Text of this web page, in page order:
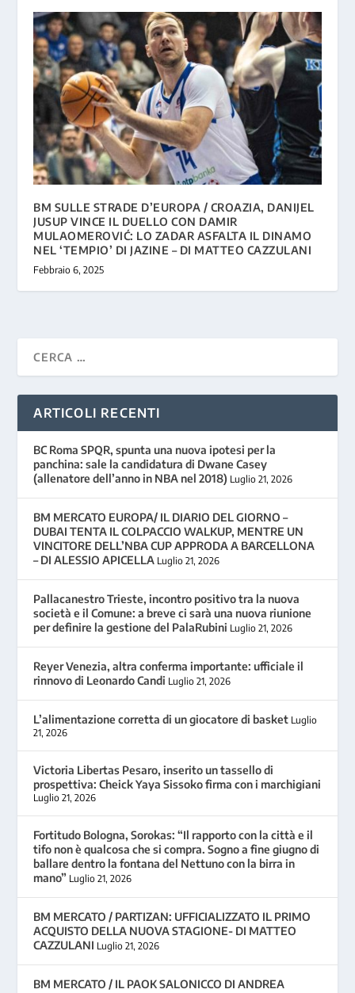
BM SULLE STRADE D’EUROPA / CROAZIA, DANIJEL
JUSUP VINCE IL DUELLO CON DAMIR
MULAOMEROVIĆ: LO ZADAR ASFALTA IL DINAMO
NEL ‘TEMPIO’ DI JAZINE – DI MATTEO CAZZULANI
Febbraio 6, 2025
ARTICOLI RECENTI
BC Roma SPQR, spunta una nuova ipotesi per la
panchina: sale la candidatura di Dwane Casey
(allenatore dell’anno in NBA nel 2018) Luglio 21, 2026
BM MERCATO EUROPA/ IL DIARIO DEL GIORNO –
DUBAI TENTA IL COLPACCIO WALKUP, MENTRE UN
VINCITORE DELL’NBA CUP APPRODA A BARCELLONA
– DI ALESSIO APICELLA Luglio 21, 2026
Pallacanestro Trieste, incontro positivo tra la nuova
società e il Comune: a breve ci sarà una nuova riunione
per definire la gestione del PalaRubini Luglio 21, 2026
Reyer Venezia, altra conferma importante: ufficiale il
rinnovo di Leonardo Candi Luglio 21, 2026
L’alimentazione corretta di un giocatore di basket Luglio
21, 2026
Victoria Libertas Pesaro, inserito un tassello di
prospettiva: Cheick Yaya Sissoko firma con i marchigiani
Luglio 21, 2026
Fortitudo Bologna, Sorokas: “Il rapporto con la città e il
tifo non è qualcosa che si compra. Sogno a fine giugno di
ballare dentro la fontana del Nettuno con la birra in
mano” Luglio 21, 2026
BM MERCATO / PARTIZAN: UFFICIALIZZATO IL PRIMO
ACQUISTO DELLA NUOVA STAGIONE- DI MATTEO
CAZZULANI Luglio 21, 2026
BM MERCATO / IL PAOK SALONICCO DI ANDREA